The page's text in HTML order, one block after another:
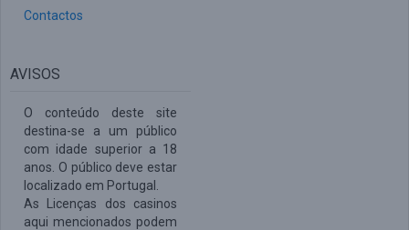
Contactos
AVISOS
O conteúdo deste site
destina-se a um público
com idade superior a 18
anos. O público deve estar
localizado em Portugal.
As Licenças dos casinos
aqui mencionados podem